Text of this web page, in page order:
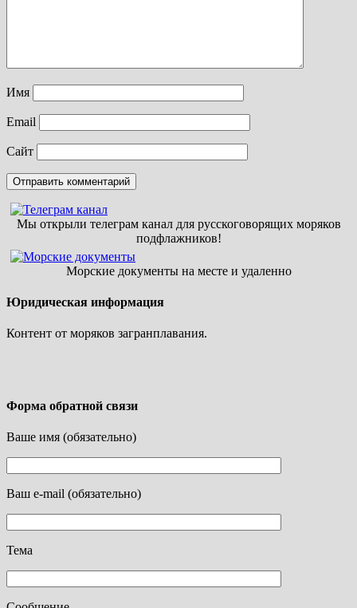
Имя
Email
Сайт
Мы открыли телеграм канал для русскоговорящих моряков
подфлажников!
Морские документы на месте и удаленно
Юридическая информация
Контент от моряков загранплавания.
Форма обратной связи
Ваше имя (обязательно)
Ваш e-mail (обязательно)
Тема